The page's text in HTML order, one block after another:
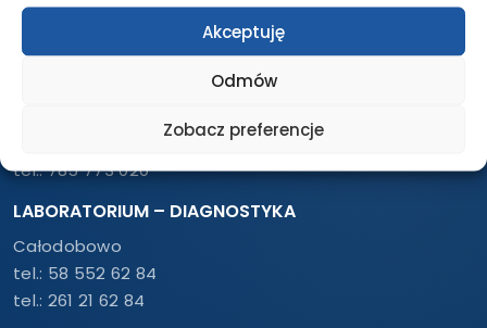
Akceptuję
Odmów
Zobacz preferencje
tel.:261 21 62 60
IZBA PRZYJĘĆ
tel.:785 773 020
LABORATORIUM – DIAGNOSTYKA
Całodobowo
tel.: 58 552 62 84
tel.: 261 21 62 84